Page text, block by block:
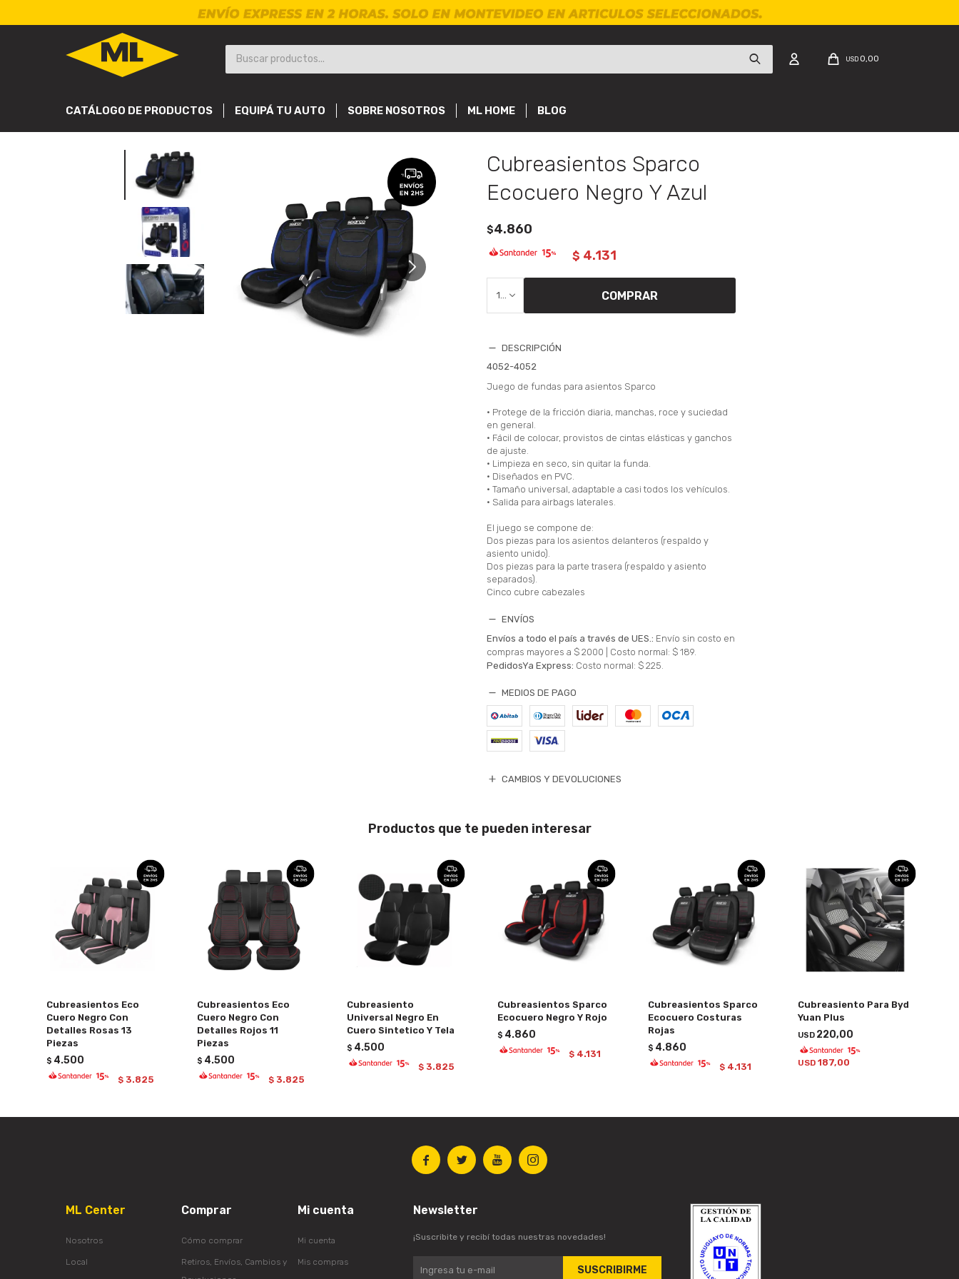
CATÁLOGO DE PRODUCTOS EQUIPÁ TU AUTO SOBRE NOSOTROS ML HOME BLOG
USD 0,00
Cubreasientos Sparco
Ecocuero Negro Y Azul
$4.860
$ 4.131
COMPRAR
DESCRIPCIÓN
4052-4052
Juego de fundas para asientos Sparco
• Protege de la fricción diaria, manchas, roce y suciedad
en general.
• Fácil de colocar, provistos de cintas elásticas y ganchos
de ajuste.
• Limpieza en seco, sin quitar la funda.
• Diseñados en PVC.
• Tamaño universal, adaptable a casi todos los vehículos.
• Salida para airbags laterales.
El juego se compone de:
Dos piezas para los asientos delanteros (respaldo y
asiento unido).
Dos piezas para la parte trasera (respaldo y asiento
separados).
Cinco cubre cabezales
ENVÍOS
Envíos a todo el país a través de UES.: Envío sin costo en
compras mayores a $ 2000 | Costo normal: $ 189.
PedidosYa Express: Costo normal: $ 225.
MEDIOS DE PAGO
CAMBIOS Y DEVOLUCIONES
Productos que te pueden interesar
Cubreasientos Eco
Cuero Negro Con
Detalles Rosas 13
Piezas
$ 4.500
$ 3.825
Cubreasientos Eco
Cuero Negro Con
Detalles Rojos 11
Piezas
$ 4.500
$ 3.825
Cubreasiento
Universal Negro En
Cuero Sintetico Y Tela
$ 4.500
$ 3.825
Cubreasientos Sparco
Ecocuero Negro Y Rojo
$ 4.860
$ 4.131
Cubreasientos Sparco
Ecocuero Costuras
Rojas
$ 4.860
$ 4.131
Cubreasiento Para Byd
Yuan Plus
USD 220,00
USD 187,00
   
ML Center
Nosotros
Local
Comprar
Cómo comprar
Retiros, Envíos, Cambios y
Mi cuenta
Mi cuenta
Mis compras
Newsletter
¡Suscribite y recibí todas nuestras novedades!
SUSCRIBIRME